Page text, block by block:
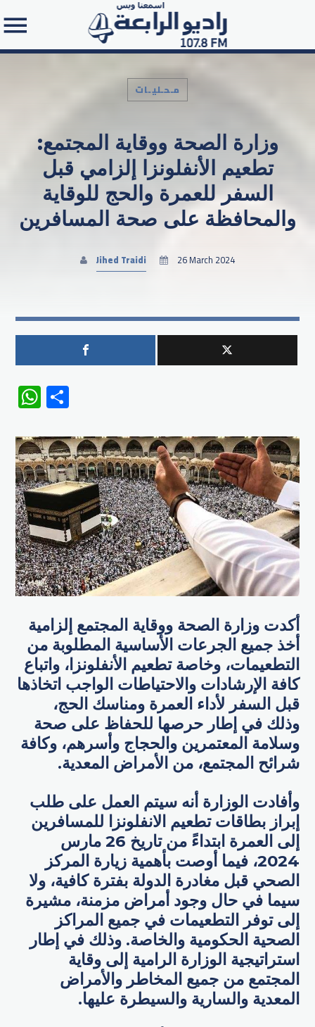
Search in the website:
مـحـليـات
وزارة الصحة ووقاية المجتمع:
تطعيم الأنفلونزا إلزامي قبل
السفر للعمرة والحج للوقاية
والمحافظة على صحة المسافرين
Jihed Traidi 26 March 2024
WhatsApp
أكدت وزارة الصحة ووقاية المجتمع إلزامية
أخذ جميع الجرعات الأساسية المطلوبة من
التطعيمات، وخاصة تطعيم الأنفلونزا، واتباع
كافة الإرشادات والاحتياطات الواجب اتخاذها
قبل السفر لأداء العمرة ومناسك الحج،
وذلك في إطار حرصها للحفاظ على صحة
وسلامة المعتمرين والحجاج وأسرهم، وكافة
شرائح المجتمع، من الأمراض المعدية.
وأفادت الوزارة أنه سيتم العمل على طلب
إبراز بطاقات تطعيم الانفلونزا للمسافرين
إلى العمرة ابتداءً من تاريخ 26 مارس
2024، فيما أوصت بأهمية زيارة المركز
الصحي قبل مغادرة الدولة بفترة كافية، ولا
سيما في حال وجود أمراض مزمنة، مشيرة
إلى توفر التطعيمات في جميع المراكز
الصحية الحكومية والخاصة. وذلك في إطار
استراتيجية الوزارة الرامية إلى وقاية
المجتمع من جميع المخاطر والأمراض
المعدية والسارية والسيطرة عليها.